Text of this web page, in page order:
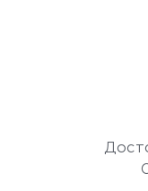
Юридические